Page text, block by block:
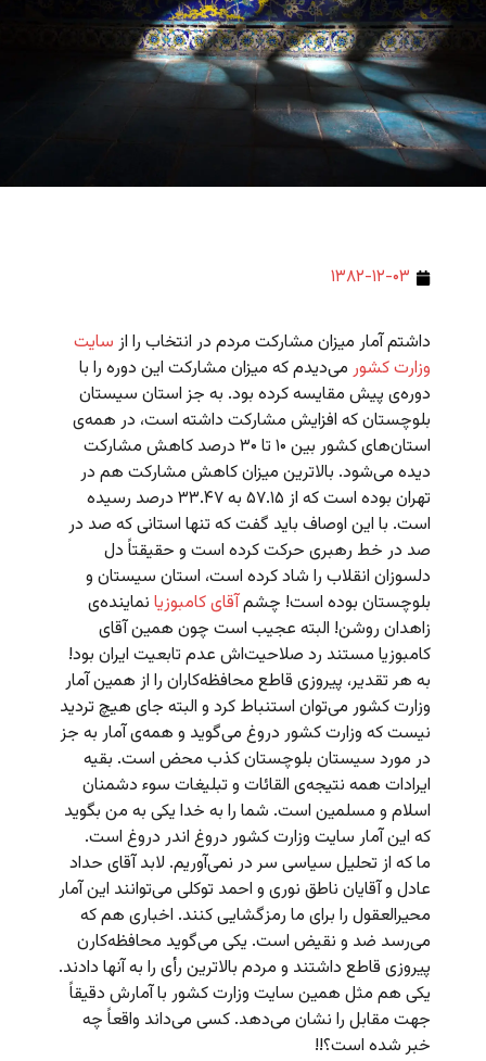
۱۳۸۲-۱۲-۰۳
داشتم آمار میزان مشارکت مردم در انتخاب را از سایت
وزارت کشور می‌دیدم که میزان مشارکت این دوره را با
دوره‌ی پیش مقایسه کرده بود. به جز استان سیستان
بلوچستان که افزایش مشارکت داشته است، در همه‌ی
استان‌های کشور بین ۱۰ تا ۳۰ درصد کاهش مشارکت
دیده می‌شود. بالاترین میزان کاهش مشارکت هم در
تهران بوده است که از ۵۷.۱۵ به ۳۳.۴۷ درصد رسیده
است. با این اوصاف باید گفت که تنها استانی که صد در
صد در خط رهبری حرکت کرده است و حقیقتاً دل
دلسوزان انقلاب را شاد کرده است،‌ استان سیستان و
بلوچستان بوده است! چشمآقای کامبوزیا نماینده‌ی
زاهدان روشن! البته عجیب است چون همین آقای
کامبوزیا مستند رد صلاحیت‌اش عدم تابعیت ایران بود!
به هر تقدیر، پیروزی قاطع محافظه‌کاران را از همین آمار
وزارت کشور می‌توان استنباط کرد و البته جای هیچ تردید
نیست که وزارت کشور دروغ می‌گوید و همه‌ی آمار به جز
در مورد سیستان بلوچستان کذب محض است. بقیه
ایرادات همه نتیجه‌ی القائات و تبلیغات سوء دشمنان
اسلام و مسلمین است. شما را به خدا یکی به من بگوید
که این آمار سایت وزارت کشور دروغ اندر دروغ است.
ما که از تحلیل سیاسی سر در نمی‌آوریم. لابد آقای حداد
عادل و آقایان ناطق نوری و احمد توکلی می‌توانند این آمار
محیرالعقول را برای ما رمز‌گشایی کنند. اخباری هم که
می‌رسد ضد و نقیض است. یکی می‌گوید محافظه‌کارن
پیروزی قاطع داشتند و مردم بالاترین رأی را به آنها دادند.
یکی هم مثل همین سایت وزارت کشور با آمارش دقیقاً
جهت مقابل را نشان می‌دهد. کسی می‌داند واقعاً چه
خبر شده است؟!!